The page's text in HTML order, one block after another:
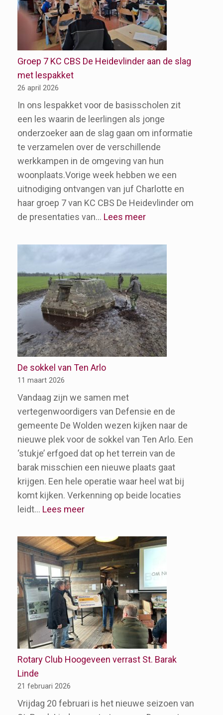
Groep 7 KC CBS De Heidevlinder aan de slag
met lespakket
26 april 2026
In ons lespakket voor de basisscholen zit
een les waarin de leerlingen als jonge
onderzoeker aan de slag gaan om informatie
te verzamelen over de verschillende
werkkampen in de omgeving van hun
woonplaats.Vorige week hebben we een
uitnodiging ontvangen van juf Charlotte en
haar groep 7 van KC CBS De Heidevlinder om
de presentaties van… Lees meer:
7
CBS
De
Heidevlinder
aan
de
slag
met
De sokkel van Ten Arlo
11 maart 2026
Vandaag zijn we samen met
vertegenwoordigers van Defensie en de
gemeente De Wolden wezen kijken naar de
nieuwe plek voor de sokkel van Ten Arlo. Een
‘stukje’ erfgoed dat op het terrein van de
barak misschien een nieuwe plaats gaat
krijgen. Een hele operatie waar heel wat bij
komt kijken. Verkenning op beide locaties
leidt… Lees meer:
sokkel
van
Ten
Arlo
Rotary Club Hoogeveen verrast St. Barak
Linde
21 februari 2026
Vrijdag 20 februari is het nieuwe seizoen van